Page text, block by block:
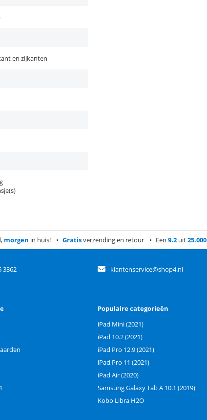
en zijkanten
morgen in huis! Gratisverzending en retour Een 9.2 uit25.000
3362 klantenservice@shop4.nl
Populaire categorieën
iPad Mini (2021)
iPad 10.2 (2021)
iPad Pro 12.9 (2021)
iPad Pro 11 (2021)
iPad Air (2020)
Samsung Galaxy Tab A 10.1 (2019)
Kobo Libra H2O